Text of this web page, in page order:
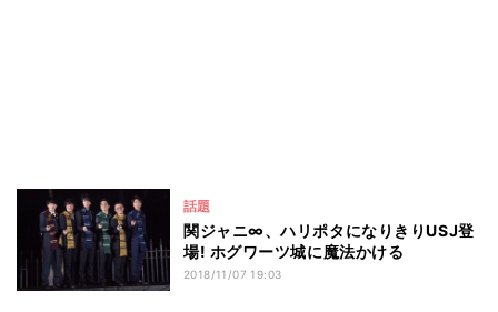
話題
関ジャニ∞、ハリポタになりきりUSJ登
場! ホグワーツ城に魔法かける
2018/11/07 19:03